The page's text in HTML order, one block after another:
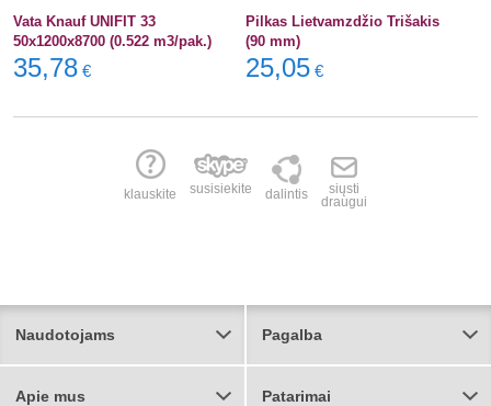
Vata Knauf UNIFIT 33
50x1200x8700 (0.522 m3/pak.)
35,78 €
Pilkas Lietvamzdžio Trišakis
(90 mm)
25,05 €
klauskite susisiekite dalintis
siųsti
draugui
Naudotojams Pagalba
Apie mus Patarimai